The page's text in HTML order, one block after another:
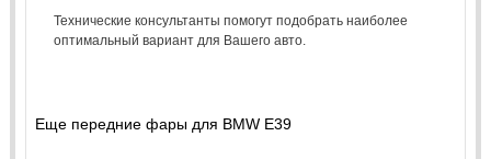
Технические консультанты помогут подобрать наиболее
оптимальный вариант для Вашего авто.
Еще передние фары для BMW E39